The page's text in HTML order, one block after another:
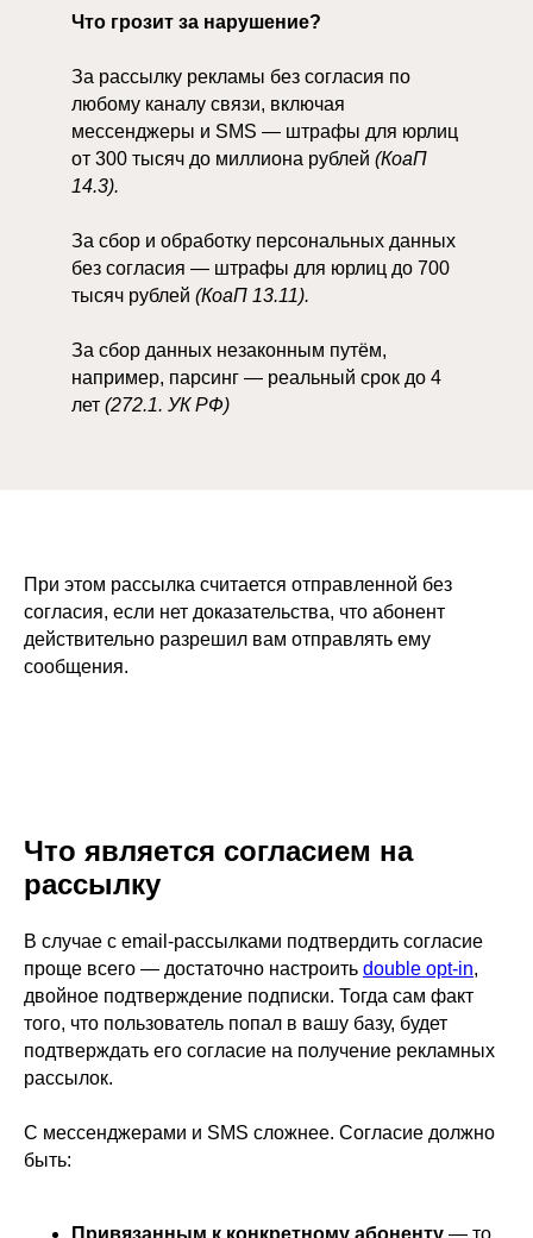
Что грозит за нарушение?
За рассылку рекламы без согласия по
любому каналу связи, включая
мессенджеры и SMS — штрафы для юрлиц
от 300 тысяч до миллиона рублей (КоаП
14.3).
За сбор и обработку персональных данных
без согласия — штрафы для юрлиц до 700
тысяч рублей (КоаП 13.11).
За сбор данных незаконным путём,
например, парсинг — реальный срок до 4
лет (272.1. УК РФ)
При этом рассылка считается отправленной без
согласия, если нет доказательства, что абонент
действительно разрешил вам отправлять ему
сообщения.
Что является согласием на
рассылку
В случае с email-рассылками подтвердить согласие
проще всего — достаточно настроить double opt-in,
двойное подтверждение подписки. Тогда сам факт
того, что пользователь попал в вашу базу, будет
подтверждать его согласие на получение рекламных
рассылок.
С мессенджерами и SMS сложнее. Согласие должно
быть: